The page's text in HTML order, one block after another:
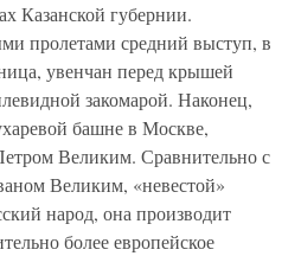
Казанской губернии.
пролетами средний выступ, в
увенчан перед крышей
закомарой. Наконец,
башне в Москве,
Великим. Сравнительно с
Великим, «невестой»
народ, она производит
более европейское